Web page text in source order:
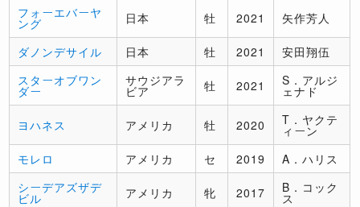
フォーエバーヤ
ング 日本 牡 2021 矢作芳人
ダノンデサイル 日本 牡 2021
安田翔伍
スターオブワン
ダー
サウジアラ
ビア 牡 2021 S．アルジ
ェナド
ヨハネス アメリカ 牡 2020 T．ヤクテ
ィーン
モレロ
アメリカ セ 2019
A．ハリス
シーデアズザデ
ビル アメリカ 牝 2017 B．コック
ス